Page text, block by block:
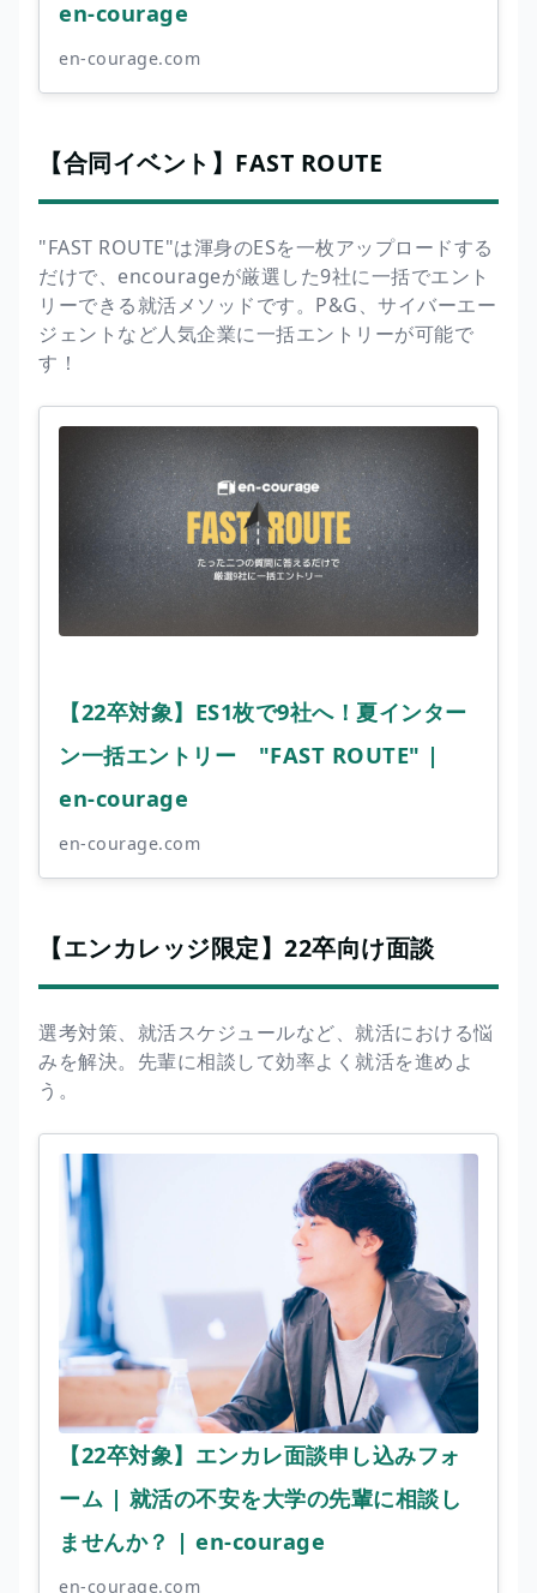
en-courage
en-courage.com
【合同イベント】FAST ROUTE
"FAST ROUTE"は渾身のESを一枚アップロードする
だけで、encourageが厳選した9社に一括でエント
リーできる就活メソッドです。P&G、サイバーエー
ジェントなど人気企業に一括エントリーが可能で
す！
【22卒対象】ES1枚で9社へ！夏インター
ン一括エントリー "FAST ROUTE" |
en-courage
en-courage.com
【エンカレッジ限定】22卒向け面談
選考対策、就活スケジュールなど、就活における悩
みを解決。先輩に相談して効率よく就活を進めよ
う。
【22卒対象】エンカレ面談申し込みフォ
ーム | 就活の不安を大学の先輩に相談し
ませんか？ | en-courage
en-courage.com